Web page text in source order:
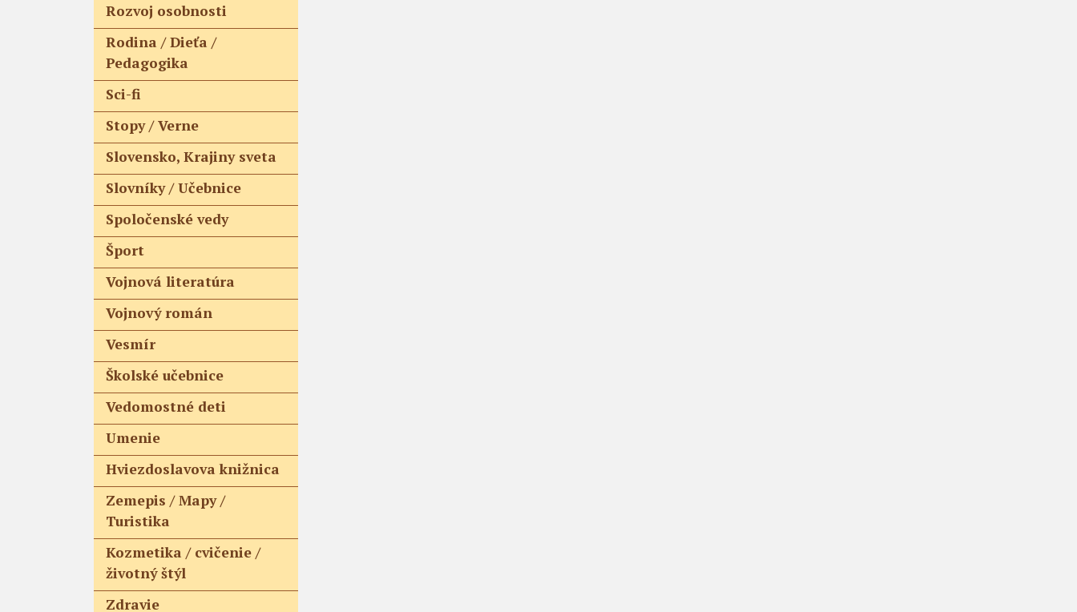
Rozvoj osobnosti
Rodina / Dieťa /
Pedagogika
Sci-fi
Stopy / Verne
Slovensko, Krajiny sveta
Slovníky / Učebnice
Spoločenské vedy
Šport
Vojnová literatúra
Vojnový román
Vesmír
Školské učebnice
Vedomostné deti
Umenie
Hviezdoslavova knižnica
Zemepis / Mapy /
Turistika
Kozmetika / cvičenie /
životný štýl
Zdravie